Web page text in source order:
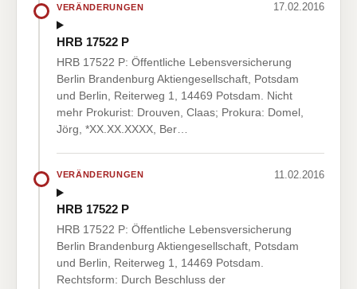
VERÄNDERUNGEN 17.02.2016
HRB 17522 P
HRB 17522 P: Öffentliche Lebensversicherung
Berlin Brandenburg Aktiengesellschaft, Potsdam
und Berlin, Reiterweg 1, 14469 Potsdam. Nicht
mehr Prokurist: Drouven, Claas; Prokura: Domel,
Jörg, *XX.XX.XXXX, Ber…
VERÄNDERUNGEN 11.02.2016
HRB 17522 P
HRB 17522 P: Öffentliche Lebensversicherung
Berlin Brandenburg Aktiengesellschaft, Potsdam
und Berlin, Reiterweg 1, 14469 Potsdam.
Rechtsform: Durch Beschluss der